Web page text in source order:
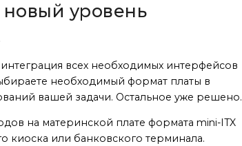
уровень
всех необходимых интерфейсов
необходимый формат платы в
вашей задачи. Остальное уже решено.
на материнской плате формата mini-ITX
киоска или банковского терминала.